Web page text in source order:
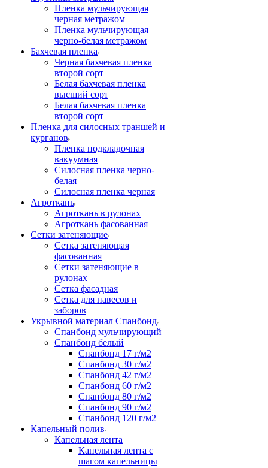
Пленка мульчирующая
черная метражом
Пленка мульчирующая
черно-белая метражом
Бахчевая пленка
Черная бахчевая пленка
второй сорт
Белая бахчевая пленка
высший сорт
Белая бахчевая пленка
второй сорт
Пленка для силосных траншей и
курганов
Пленка подкладочная
вакуумная
Силосная пленка черно-
белая
Силосная пленка черная
Агроткань
Агроткань в рулонах
Агроткань фасованная
Сетки затеняющие
Сетка затеняющая
фасованная
Сетки затеняющие в
рулонах
Сетка фасадная
Сетка для навесов и
заборов
Укрывной материал Спанбонд
Спанбонд мульчирующий
Спанбонд белый
Спанбонд 17 г/м2
Спанбонд 30 г/м2
Спанбонд 42 г/м2
Спанбонд 60 г/м2
Спанбонд 80 г/м2
Спанбонд 90 г/м2
Спанбонд 120 г/м2
Капельный полив
Капельная лента
Капельная лента с
шагом капельницы